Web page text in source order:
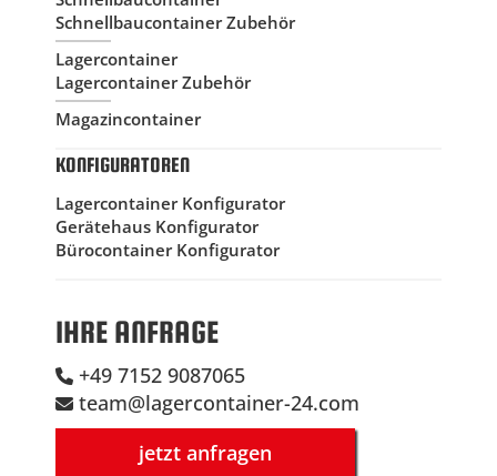
Schnellbaucontainer Zubehör
Lagercontainer
Lagercontainer Zubehör
Magazincontainer
KONFIGURATOREN
Lagercontainer Konfigurator
Gerätehaus Konfigurator
Bürocontainer Konfigurator
IHRE ANFRAGE
+49 7152 9087065
team@lagercontainer-24.com
jetzt anfragen